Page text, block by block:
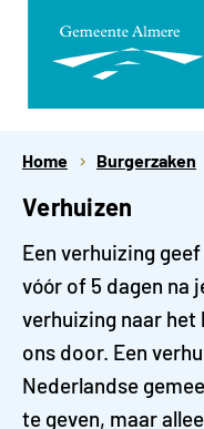
paginainhoud
Home Burgerzaken
Verhuizen
Een verhuizing
vóór of 5 dagen na
verhuizing naar
ons door. Een
Nederlandse
te geven, maar